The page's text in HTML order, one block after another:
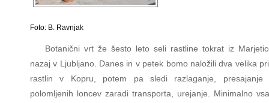
Foto: B. Ravnjak
Botanični vrt že šesto leto seli rastline tokrat iz
nazaj v Ljubljano. Danes in v petek bomo naložili dva velika
rastlin v Kopru, potem pa sledi razlaganje, presajanje
polomljenih loncev zaradi transporta, urejanje. Minimalno